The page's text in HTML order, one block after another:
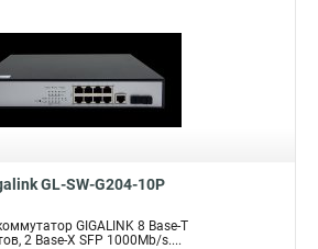
GL-SW-G204-10P
GIGALINK 8 Base-T
2 Base-X SFP 1000Mb/s....